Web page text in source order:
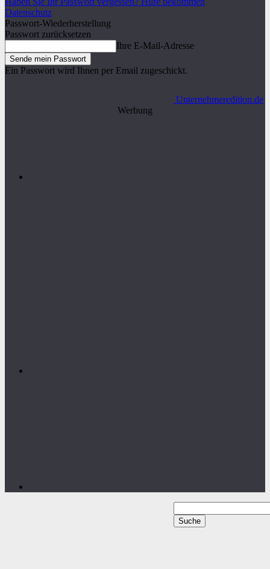
Datenschutz
Passwort-Wiederherstellung
Passwort zurücksetzen
Ihre E-Mail-Adresse
Ein Passwort wird Ihnen per Email zugeschickt.
Unternehmeredition.de
Werbung